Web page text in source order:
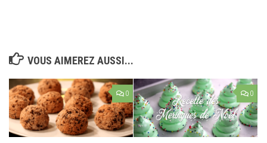
VOUS AIMEREZ AUSSI...
0 0